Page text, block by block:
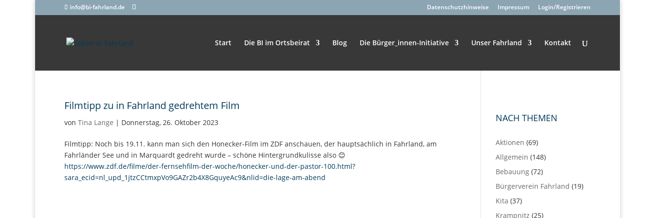
info@bi-fahrland.de Datenschutzhinweise Impressum Login/Registrieren
Start Die BI im Ortsbeirat Blog Die Bürger_innen-Initiative Unser Fahrland Kontakt
Filmtipp zu in Fahrland gedrehtem Film
von Tina Lange | Donnerstag, 26. Oktober 2023
Filmtipp: Noch bis 19.11. kann man sich den Honecker-Film im ZDF anschauen, der hauptsächlich in Fahrland, am
Fahrländer See und in Marquardt gedreht wurde – schöne Hintergrundkulisse also 😊
https://www.zdf.de/filme/der-fernsehfilm-der-woche/honecker-und-der-pastor-100.html?
sara_ecid=nl_upd_1jtzCCtmxpVo9GAZr2b4X8GquyeAc9&nlid=die-lage-am-abend
NACH THEMEN
Aktionen (69)
Allgemein (148)
Bebauung(72)
Bürgerverein Fahrland (19)
Kita (37)
Krampnitz (25)